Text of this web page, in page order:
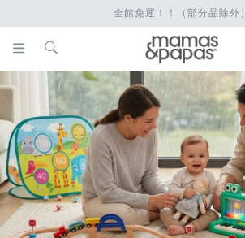
全館免運！！（部分品除外）